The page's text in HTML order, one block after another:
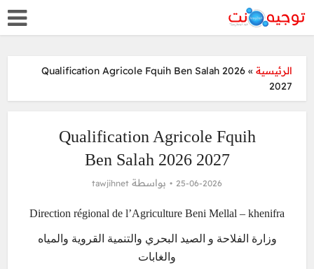
الرئيسية »
Qualification Agricole Fquih Ben Salah 2026
2027
Qualification Agricole Fquih
Ben Salah 2026 2027
25-06-2026 بواسطة tawjihnet
Direction régional de l’Agriculture Beni Mellal – khenifra
وزارة الفلاحة و الصيد البحري والتنمية القروية والمياه
والغابات